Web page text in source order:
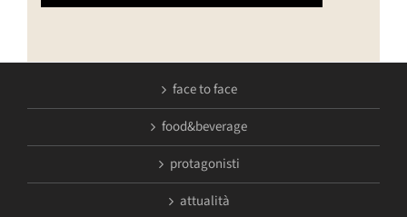
face to face
food&beverage
protagonisti
attualità